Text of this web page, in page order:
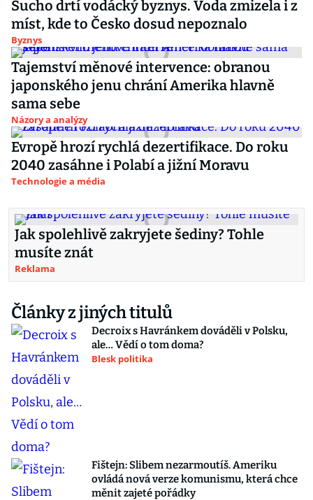
Sucho drtí vodácký byznys. Voda zmizela i z
míst, kde to Česko dosud nepoznalo
Byznys
Tajemství měnové intervence: obranou
japonského jenu chrání Amerika hlavně
sama sebe
Názory a analýzy
Evropě hrozí rychlá dezertifikace. Do roku
2040 zasáhne i Polabí a jižní Moravu
Technologie a média
Jak spolehlivě zakryjete šediny? Tohle
musíte znát
Reklama
Články z jiných titulů
Decroix s Havránkem dováděli v Polsku,
ale… Vědí o tom doma?
Blesk politika
Fištejn: Slibem nezarmoutíš. Ameriku
ovládá nová verze komunismu, která chce
měnit zajeté pořádky